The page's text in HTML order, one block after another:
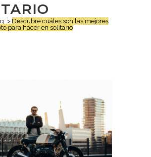
> Descubre cuáles son las mejores
para hacer en solitario